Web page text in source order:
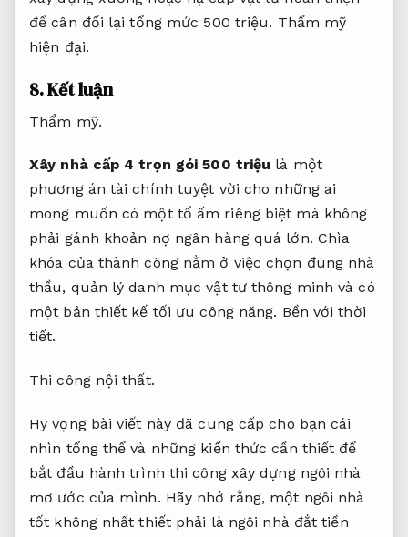
để cân đối lại tổng mức 500 triệu. Thẩm mỹ
hiện đại.
8. Kết luận
Thẩm mỹ.
Xây nhà cấp 4 trọn gói 500 triệu là một
phương án tài chính tuyệt vời cho những ai
mong muốn có một tổ ấm riêng biệt mà không
phải gánh khoản nợ ngân hàng quá lớn. Chìa
khóa của thành công nằm ở việc chọn đúng nhà
thầu, quản lý danh mục vật tư thông minh và có
một bản thiết kế tối ưu công năng. Bền với thời
tiết.
Thi công nội thất.
Hy vọng bài viết này đã cung cấp cho bạn cái
nhìn tổng thể và những kiến thức cần thiết để
bắt đầu hành trình thi công xây dựng ngôi nhà
mơ ước của mình. Hãy nhớ rằng, một ngôi nhà
tốt không nhất thiết phải là ngôi nhà đắt tiền